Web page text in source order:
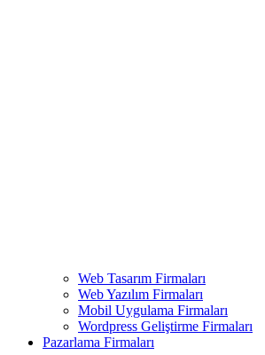
Web Tasarım Firmaları
Web Yazılım Firmaları
Mobil Uygulama Firmaları
Wordpress Geliştirme Firmaları
Pazarlama Firmaları